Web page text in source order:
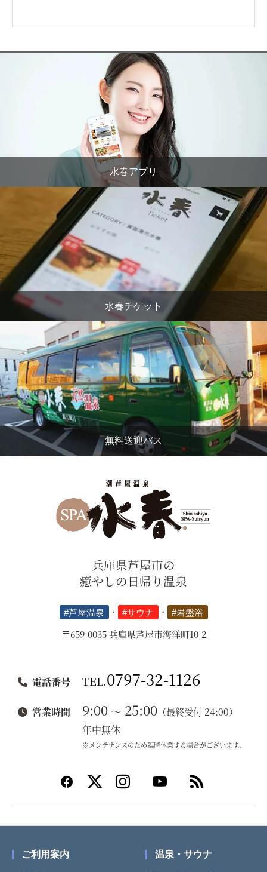
水春アプリ
水春チケット
無料送迎バス
兵庫県芦屋市の
癒やしの日帰り温泉
#芦屋温泉 ・ #サウナ ・ #岩盤浴
〒659-0035 兵庫県芦屋市海洋町10-2
電話番号 TEL.0797-32-1126
営業時間 9:00 ～ 25:00 （最終受付 24:00）
年中無休
※メンテナンスのため臨時休業する場合がございます。
ご利用案内 温泉・サウナ